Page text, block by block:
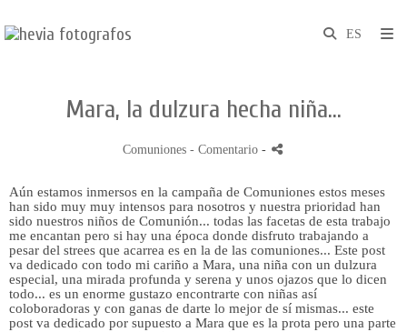
Mara, la dulzura hecha niña...
Comuniones - Comentario -
Aún estamos inmersos en la campaña de Comuniones estos meses
han sido muy muy intensos para nosotros y nuestra prioridad han
sido nuestros niños de Comunión... todas las facetas de esta trabajo
me encantan pero si hay una época donde disfruto trabajando a
pesar del strees que acarrea es en la de las comuniones... Este post
va dedicado con todo mi cariño a Mara, una niña con un dulzura
especial, una mirada profunda y serena y unos ojazos que lo dicen
todo... es un enorme gustazo encontrarte con niñas así
coloboradoras y con ganas de darte lo mejor de sí mismas... este
post va dedicado por supuesto a Mara que es la prota pero una parte